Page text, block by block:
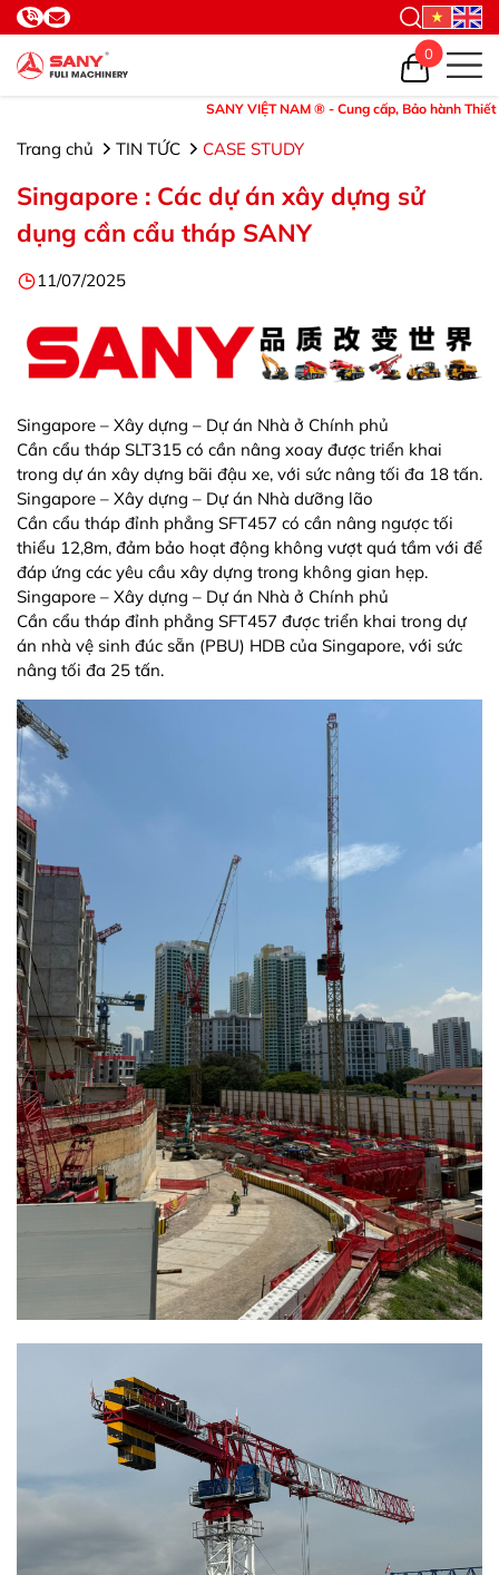
SANY VIỆT NAM ® - Cung cấp, Bảo hành Thiết bị và
0
Trang chủ TIN TỨC CASE STUDY
Singapore : Các dự án xây dựng sử
dụng cần cẩu tháp SANY
11/07/2025
Singapore – Xây dựng – Dự án Nhà ở Chính phủ
Cần cẩu tháp SLT315 có cần nâng xoay được triển khai
trong dự án xây dựng bãi đậu xe, với sức nâng tối đa 18 tấn.
Singapore – Xây dựng – Dự án Nhà dưỡng lão
Cần cẩu tháp đỉnh phẳng SFT457 có cần nâng ngược tối
thiểu 12,8m, đảm bảo hoạt động không vượt quá tầm với để
đáp ứng các yêu cầu xây dựng trong không gian hẹp.
Singapore – Xây dựng – Dự án Nhà ở Chính phủ
Cần cẩu tháp đỉnh phẳng SFT457 được triển khai trong dự
án nhà vệ sinh đúc sẵn (PBU) HDB của Singapore, với sức
nâng tối đa 25 tấn.